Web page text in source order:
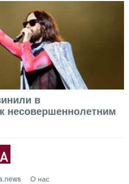
в
несовершеннолетним
О нас